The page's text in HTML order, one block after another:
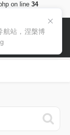
on line 34
航站，涅槃博